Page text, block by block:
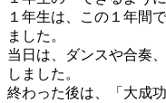
１年生は、この１年間
ました。
当日は、ダンスや合奏
しました。
終わった後は、「大成